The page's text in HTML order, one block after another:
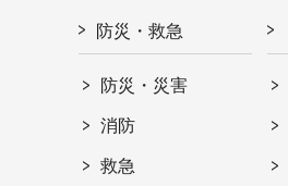
防災・救急
防災・災害
消防
救急